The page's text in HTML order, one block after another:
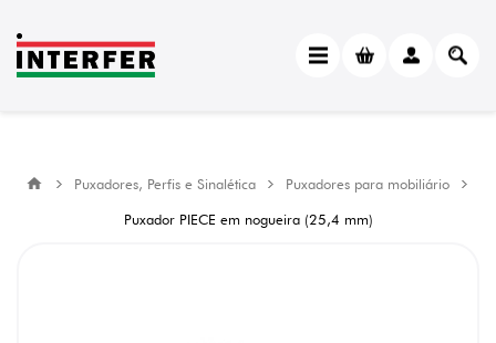
Puxadores, Perfis e Sinalética
Puxadores para mobiliário
Puxador PIECE em nogueira (25,4 mm)